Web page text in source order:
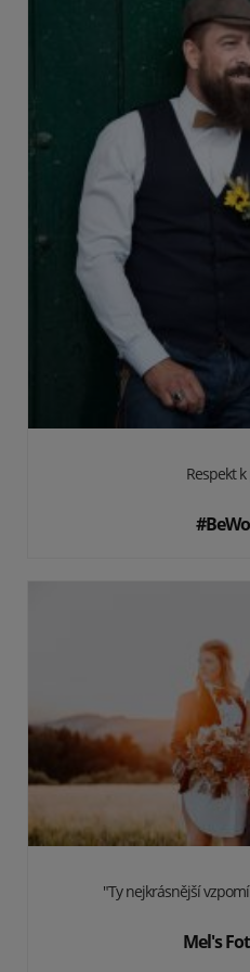
Respekt
"Ty nejkrásnější
Mel's